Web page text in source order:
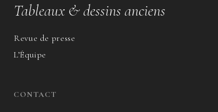
Tableaux & dessins anciens
Revue de presse
L’Équipe
CONTACT